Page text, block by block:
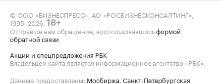
© ООО «БИЗНЕСПРЕСС», АО «РОСБИЗНЕСКОНСАЛТИНГ»,
1995–2026 18+
Отправьте нам обращение, воспользовавшисьформой
обратной связи
Акции и спецпредложения РБК
Владельцем сайта является информационное агентство «РБК».
Данные предоставлены: Мосбиржа Санкт-Петербургская